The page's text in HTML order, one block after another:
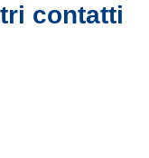
contatti